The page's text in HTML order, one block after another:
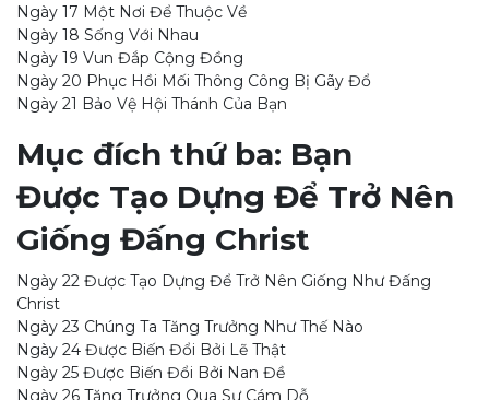
Ngày 17 Một Nơi Để Thuộc Về
Ngày 18 Sống Với Nhau
Ngày 19 Vun Đắp Cộng Đồng
Ngày 20 Phục Hồi Mối Thông Công Bị Gãy Đổ
Ngày 21 Bảo Vệ Hội Thánh Của Bạn
Mục đích thứ ba: Bạn
Được Tạo Dựng Để Trở Nên
Giống Đấng Christ
Ngày 22 Được Tạo Dựng Để Trở Nên Giống Như Đấng
Christ
Ngày 23 Chúng Ta Tăng Trưởng Như Thế Nào
Ngày 24 Được Biến Đổi Bởi Lẽ Thật
Ngày 25 Được Biến Đổi Bởi Nan Đề
Ngày 26 Tăng Trưởng Qua Sự Cám Dỗ